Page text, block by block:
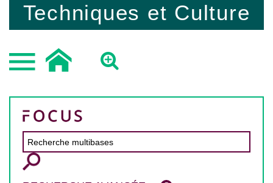
Techniques et Culture